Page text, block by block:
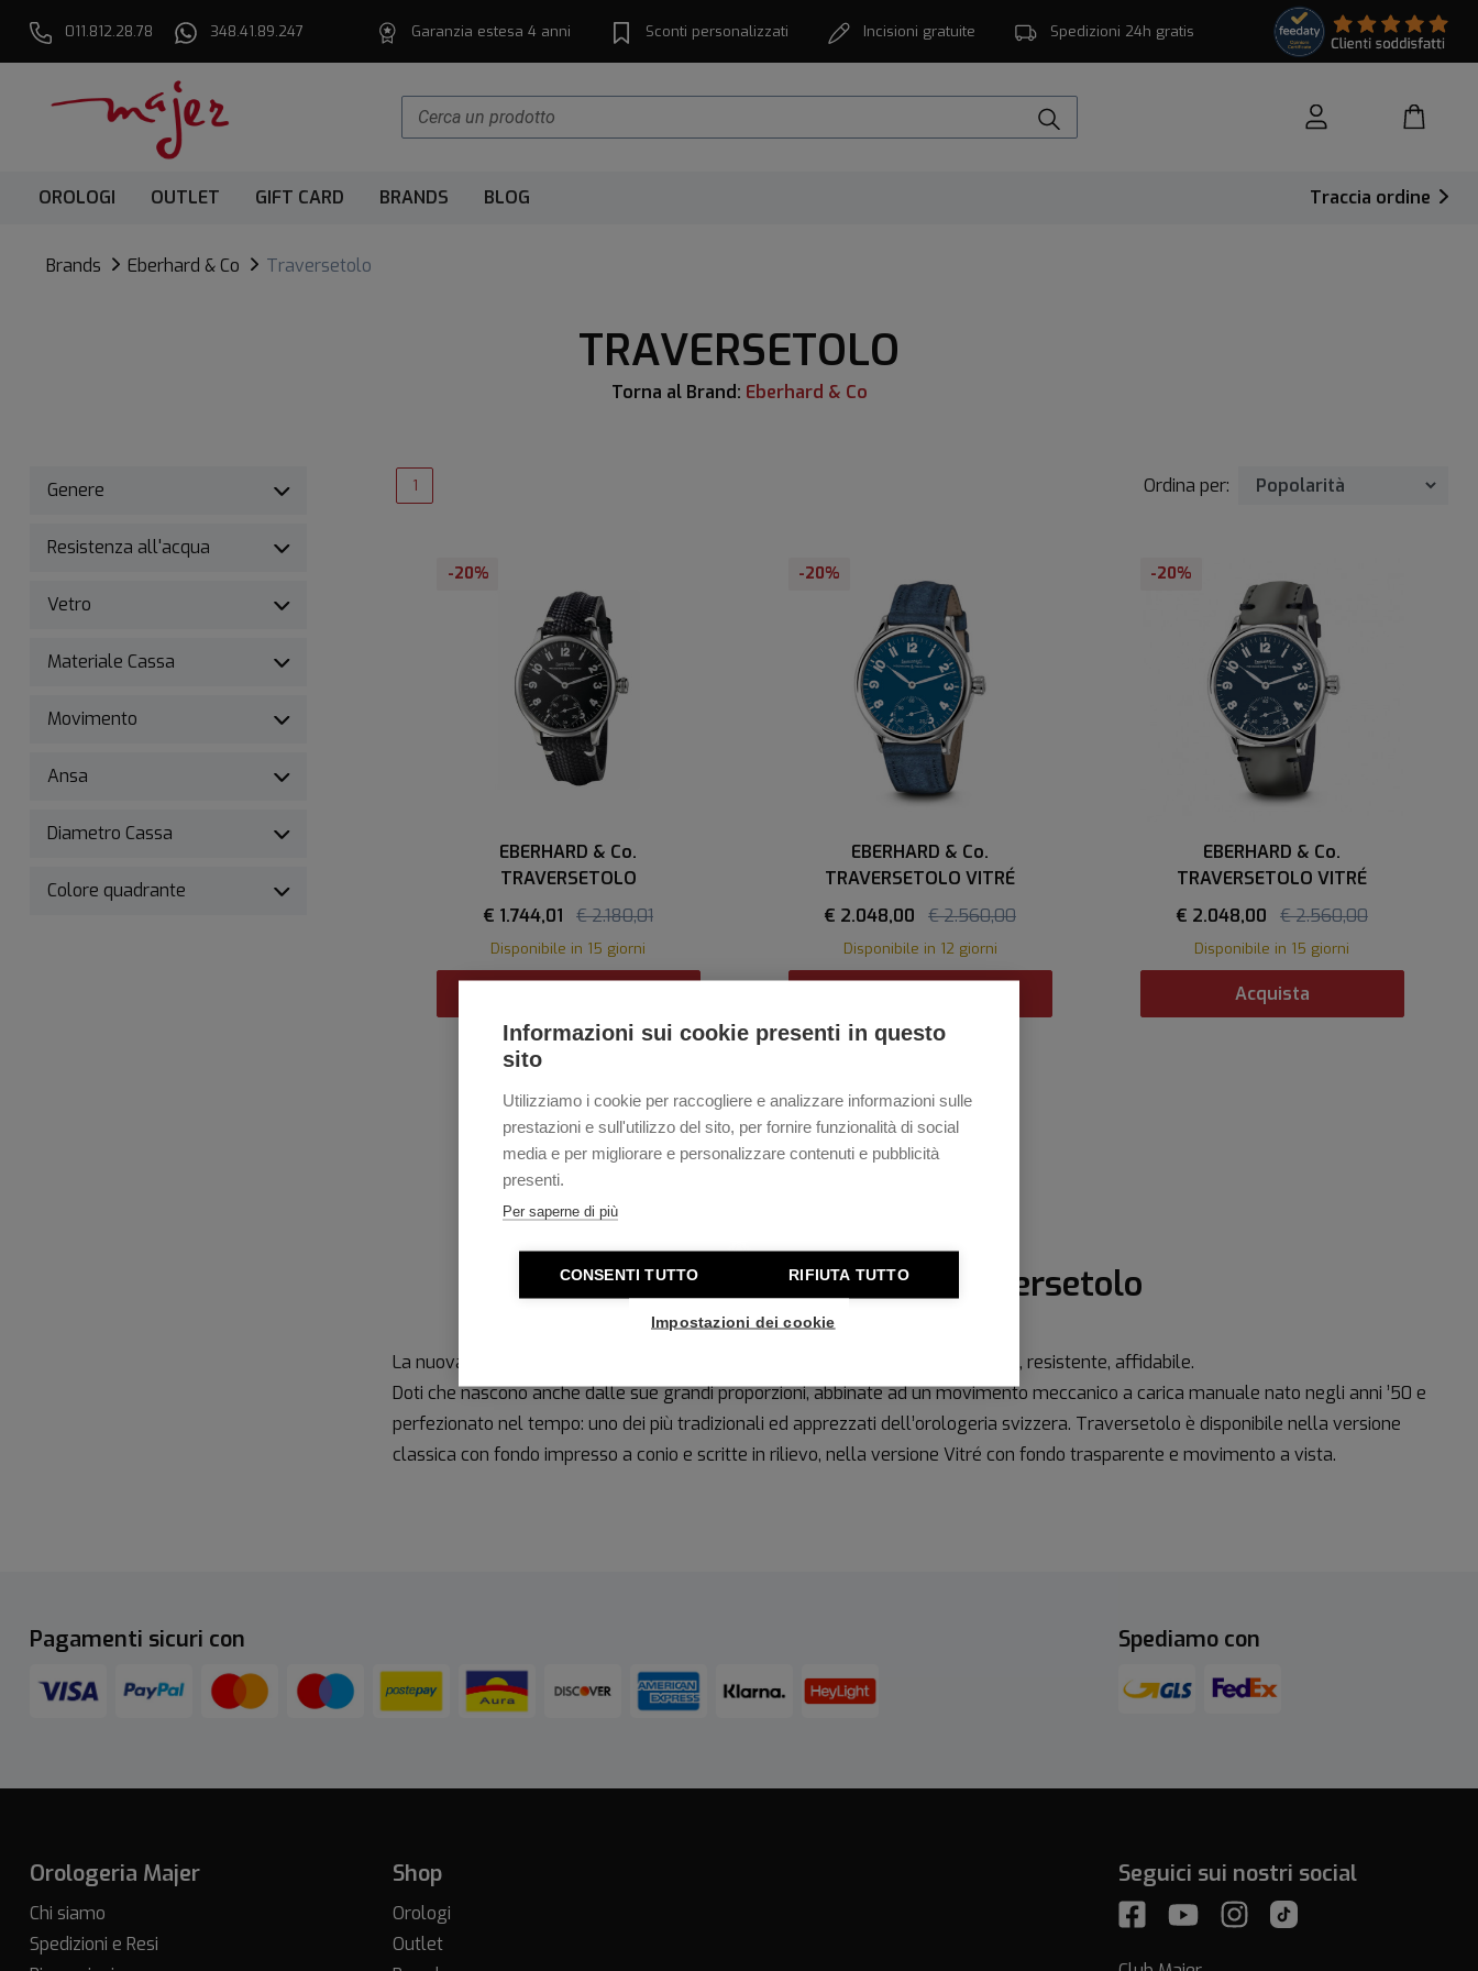
Informazioni sui cookie presenti in questo
sito
Utilizziamo i cookie per raccogliere e analizzare informazioni sulle
prestazioni e sull'utilizzo del sito, per fornire funzionalità di social
media e per migliorare e personalizzare contenuti e pubblicità
presenti.
Per saperne di più
CONSENTI TUTTO RIFIUTA TUTTO
Impostazioni dei cookie
011.812.28.78 348.41.89.247 Garanzia estesa 4 anni Sconti personalizzati Incisioni gratuite Spedizioni 24h gratis
OROLOGI OUTLET GIFT CARD BRANDS BLOG Traccia ordine
Brands Eberhard & Co Traversetolo
TRAVERSETOLO
Torna al Brand: Eberhard & Co
Genere
Resistenza all'acqua
Vetro
Materiale Cassa
Movimento
Ansa
Diametro Cassa
Colore quadrante
1 Ordina per:
-20%
EBERHARD & Co.
TRAVERSETOLO
€ 1.744,01
€ 2.180,01
Disponibile in 15 giorni
-20%
EBERHARD & Co.
TRAVERSETOLO VITRÉ
€ 2.048,00
€ 2.560,00
Disponibile in 12 giorni
-20%
EBERHARD & Co.
TRAVERSETOLO VITRÉ
€ 2.048,00
€ 2.560,00
Disponibile in 15 giorni
Acquista
Eberhard & Co. Traversetolo
La nuova collezione di Eberhard & Co.
in poche parole? Accurata, resistente, affidabile.
Doti che nascono anche dalle sue grandi proporzioni, abbinate ad un movimento meccanico a carica manuale nato negli anni ’50 e
perfezionato nel tempo: uno dei più tradizionali ed apprezzati dell’orologeria svizzera. Traversetolo è disponibile nella versione
classica con fondo impresso a conio e scritte in rilievo, nella versione Vitré con fondo trasparente e movimento a vista.
Pagamenti sicuri con Spediamo con
Orologeria Majer
Chi siamo
Spedizioni e Resi
Shop
Orologi
Outlet
Seguici sui nostri social